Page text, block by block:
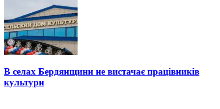
В селах Бердянщини не вистачає працівників
культури